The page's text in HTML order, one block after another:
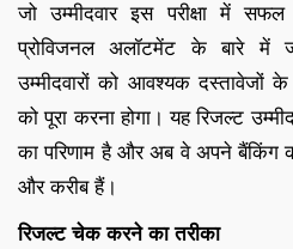
जो उम्मीदवार इस परीक्षा में
प्रोविजनल अलॉटमेंट के बारे में
उम्मीदवारों को आवश्यक दस्तावेजों
को पूरा करना होगा। यह रिजल्ट
का परिणाम है और अब वे अपने
और करीब हैं।
रिजल्ट चेक करने का तरीका